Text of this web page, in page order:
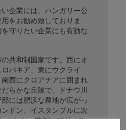
企業には、ハンガリー公
をお勧め致しておりま
守りたい企業にも有効な
共和制国家です。西にオ
バキア、東にウクライ
西にクロアチアに囲まれ
らかな丘陵で、ドナウ川
には肥沃な農地が広がっ
ドン、イスタンブルに次
ました。首都はブダペス